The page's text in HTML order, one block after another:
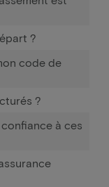
?
code de
?
à ces